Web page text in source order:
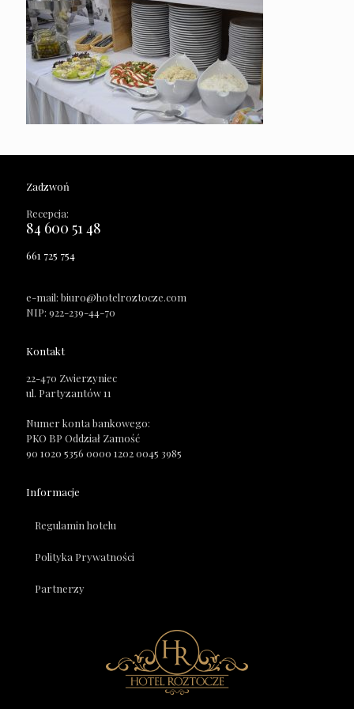
Zadzwoń
Recepcja:
84 600 51 48
661 725 754
e-mail: biuro@hotelroztocze.com
NIP: 922-239-44-70
Kontakt
22-470 Zwierzyniec
ul. Partyzantów 11
Numer konta bankowego:
PKO BP Oddział Zamość
90 1020 5356 0000 1202 0045 3985
Informacje
Regulamin hotelu
Polityka Prywatności
Partnerzy